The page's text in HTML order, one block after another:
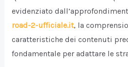
evidenziato
road-2-ufficiale.it, la
caratteristiche dei contenuti
fondamentale per adattare le